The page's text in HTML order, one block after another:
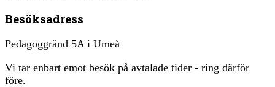
Besöksadress
Pedagoggränd 5A i Umeå
Vi tar enbart emot besök på avtalade tider - ring därför
före.